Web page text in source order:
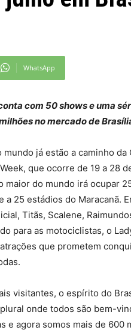
WhatsApp
com 50 shows e uma
no mercado de
já estão a caminho da
que ocorre de 19 a 28
maior do mundo irá ocupar
25 estádios do Maracanã.
Titãs, Scalene,
para as motociclistas, o
que prometem
visitantes, o espírito do
onde todos são bem-
agora somos mais de 600